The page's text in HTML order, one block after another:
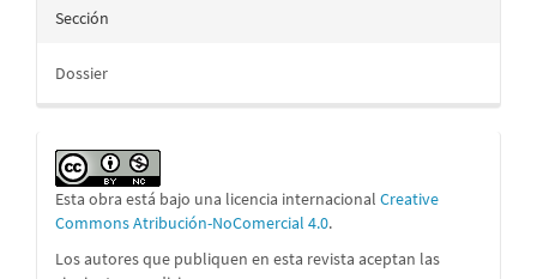
Sección
Dossier
Esta obra está bajo una licencia internacional Creative
Commons Atribución-NoComercial 4.0.
Los autores que publiquen en esta revista aceptan las